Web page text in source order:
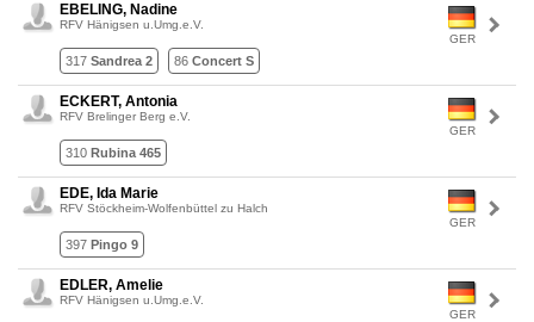
GER
EBELING, Nadine
RFV Hänigsen u.Umg.e.V.
317 Sandrea 2 86 Concert S
GER
ECKERT, Antonia
RFV Brelinger Berg e.V.
310 Rubina 465
GER
EDE, Ida Marie
RFV Stöckheim-Wolfenbüttel zu Halch
397 Pingo 9
GER
EDLER, Amelie
RFV Hänigsen u.Umg.e.V.